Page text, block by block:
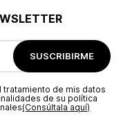
SUSCRIBIRME
tratamiento de mis datos
de su política
(Consúltala aquí)